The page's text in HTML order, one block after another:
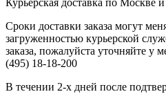
Сроки доставки заказа могут
загруженностью курьерской
заказа, пожалуйста уточняйте у
(495) 18-18-200
В течении 2-х дней после